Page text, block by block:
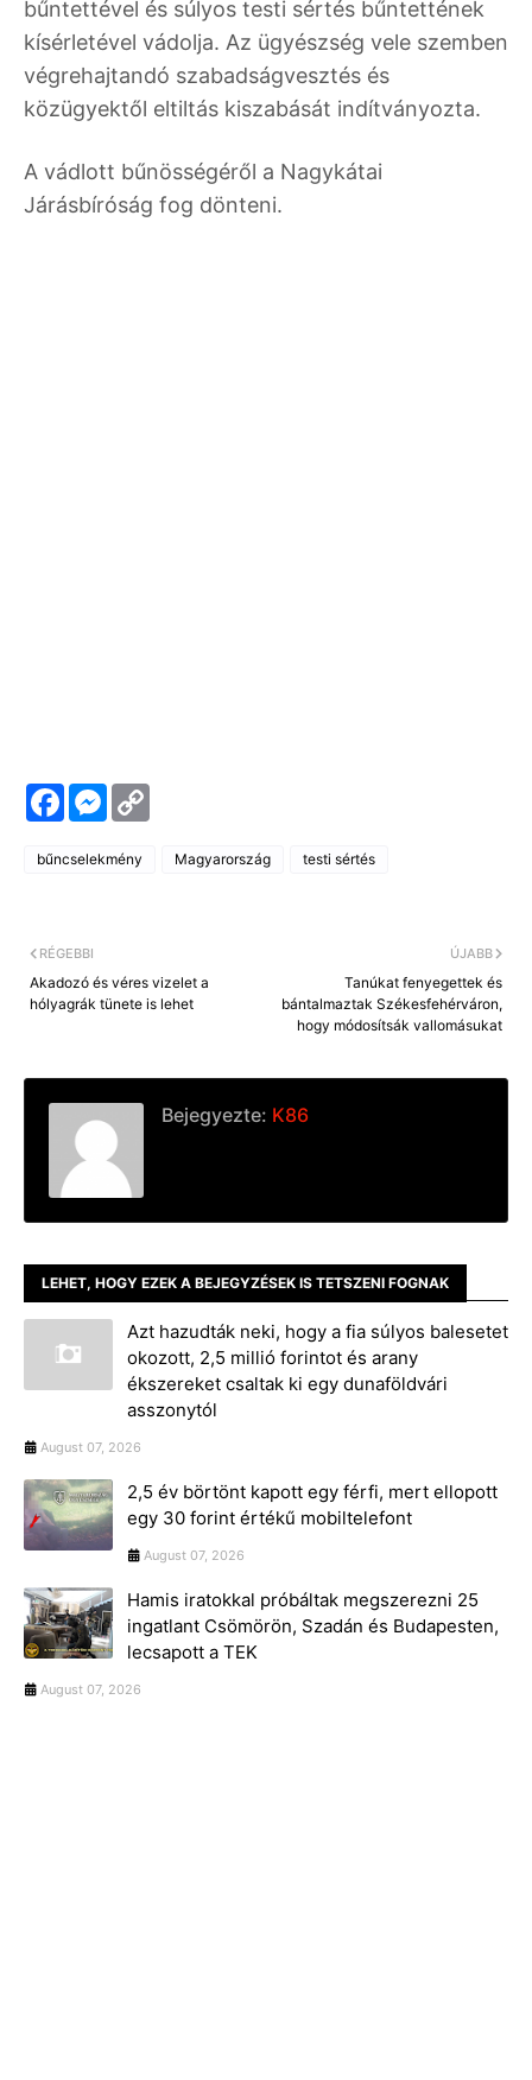
bűntettével és súlyos testi sértés bűntettének
kísérletével vádolja. Az ügyészség vele szemben
végrehajtandó szabadságvesztés és
közügyektől eltiltás kiszabását indítványozta.
A vádlott bűnösségéről a Nagykátai
Járásbíróság fog dönteni.
F
a
c
b
M
e
s
e
bűncselekmény Magyarország testi sértés
ÚJABB
Tanúkat fenyegettek és
bántalmaztak Székesfehérváron,
hogy módosítsák vallomásukat
RÉGEBBI
Akadozó és véres vizelet a
hólyagrák tünete is lehet
Bejegyezte: K86
LEHET, HOGY EZEK A BEJEGYZÉSEK IS TETSZENI FOGNAK
Azt hazudták neki, hogy a fia súlyos balesetet
okozott, 2,5 millió forintot és arany
ékszereket csaltak ki egy dunaföldvári
asszonytól
August 07, 2026
2,5 év börtönt kapott egy férfi, mert ellopott
egy 30 forint értékű mobiltelefont
August 07, 2026
Hamis iratokkal próbáltak megszerezni 25
ingatlant Csömörön, Szadán és Budapesten,
lecsapott a TEK
August 07, 2026